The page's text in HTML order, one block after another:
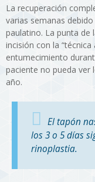
La recuperación
varias semanas
paulatino. La punta de
incisión con la
entumecimiento
paciente no pueda ver
año.
El tapón
los 3 o 5 días
rinoplastia.